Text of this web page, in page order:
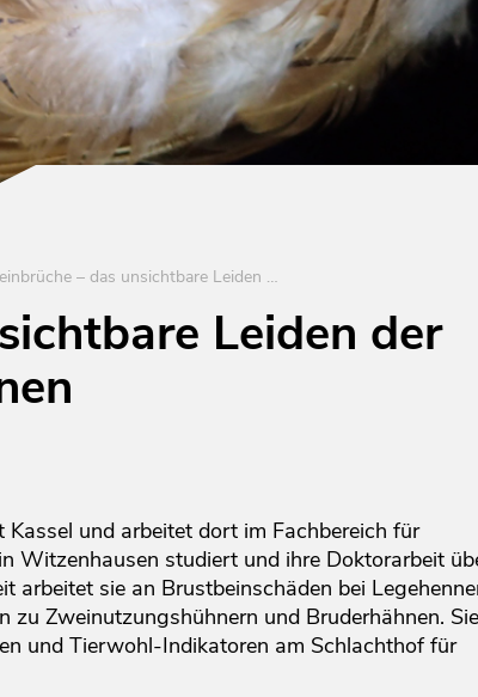
Brustbeinbrüche – das unsichtbare Leiden der Legehennen
Leiden der
und arbeitet dort im Fachbereich für
Witzenhausen studiert und ihre Doktorarbeit
arbeitet sie an Brustbeinschäden bei
Zweinutzungshühnern und Bruderhähnen. Sie
und Tierwohl-Indikatoren am Schlachthof für